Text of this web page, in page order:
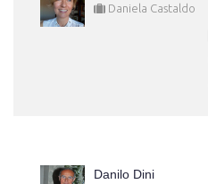
Daniela Castaldo
Danilo Dini